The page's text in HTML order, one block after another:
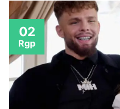
02
Rgp